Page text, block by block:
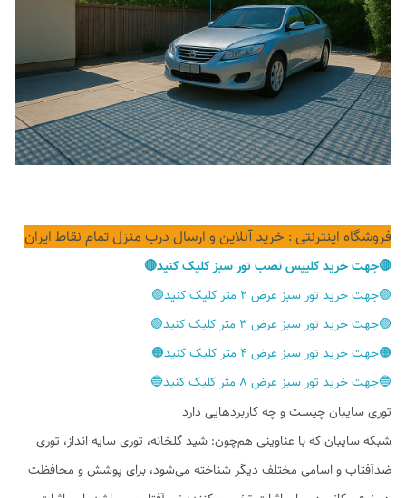
فروشگاه اینترنتی : خرید آنلاین و ارسال درب منزل تمام نقاط ایران
🔴جهت خرید کلیپس نصب تور سبز کلیک کنید🔴
🟢جهت خرید تور سبز عرض ۲ متر کلیک کنید🟢
🟣جهت خرید تور سبز عرض ۳ متر کلیک کنید🟣
🟠جهت خرید تور سبز عرض ۴ متر کلیک کنید🟠
🔵جهت خرید تور سبز عرض ۸ متر کلیک کنید🔵
توری سایبان چیست و چه کاربردهایی دارد
شبکه سایبان که با عناوینی هم‌چون: شید گلخانه، توری سایه انداز، توری
ضدآفتاب و اسامی مختلف دیگر شناخته می‌شود، برای پوشش و محافظت